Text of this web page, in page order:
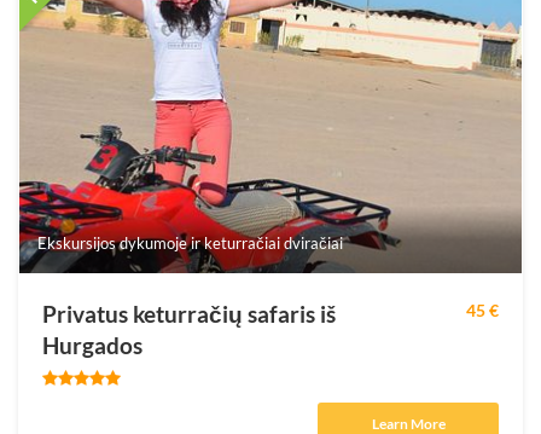
Ekskursijos dykumoje ir keturračiai dviračiai
Privatus keturračių safaris iš
Hurgados
45 €
Learn More